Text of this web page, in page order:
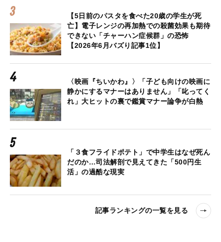
【5日前のパスタを食べた20歳の学生が死
亡】電子レンジの再加熱での殺菌効果も期待
できない「チャーハン症候群」の恐怖
【2026年6月バズり記事1位】
〈映画『ちいかわ』〉「子ども向けの映画に
静かにするマナーはありません」「叱ってく
れ」大ヒットの裏で鑑賞マナー論争が白熱
「３食フライドポテト」で中学生はなぜ死ん
だのか…司法解剖で見えてきた「500円生
活」の過酷な現実
記事ランキングの一覧を見る